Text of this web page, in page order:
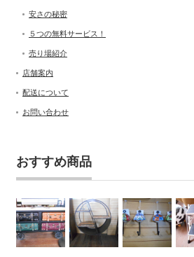
安さの秘密
５つの無料サービス！
売り場紹介
店舗案内
配送について
お問い合わせ
おすすめ商品